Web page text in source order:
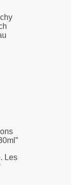
Les